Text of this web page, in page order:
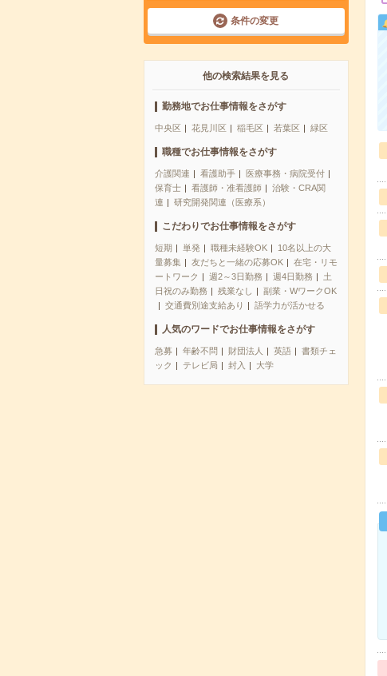
条件の変更
他の検索結果を見る
勤務地でお仕事情報をさがす
中央区 花見川区 稲毛区 若葉区 緑区
職種でお仕事情報をさがす
介護関連 看護助手
医療事務・病院受付
保育士
看護師・准看護師
治験・CRA関
連
研究開発関連（医療系）
こだわりでお仕事情報をさがす
短期 単発 職種未経験OK
10名以上の大
量募集
友だちと一緒の応募OK
在宅・リモ
ートワーク
週2～3日勤務 週4日勤務
土
日祝のみ勤務
残業なし
副業・WワークOK
交通費別途支給あり
語学力が活かせる
人気のワードでお仕事情報をさがす
急募 年齢不問 財団法人 英語
書類チェ
ック
テレビ局 封入 大学